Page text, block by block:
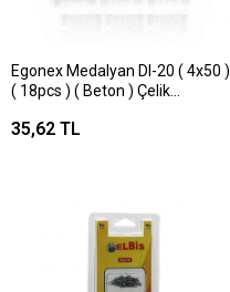
Egonex Medalyan Dl-20 ( 4x50 )
( 18pcs ) ( Beton ) Çelik
35,62 TL